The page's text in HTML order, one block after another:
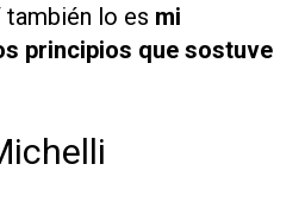
lo es mi
principios que sostuve